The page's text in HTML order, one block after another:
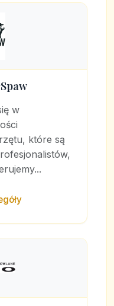
w
które są